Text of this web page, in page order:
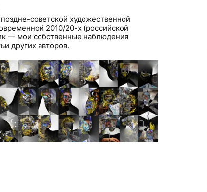
советской художественной
2010/20-х (российской
— мои собственные наблюдения
других авторов.